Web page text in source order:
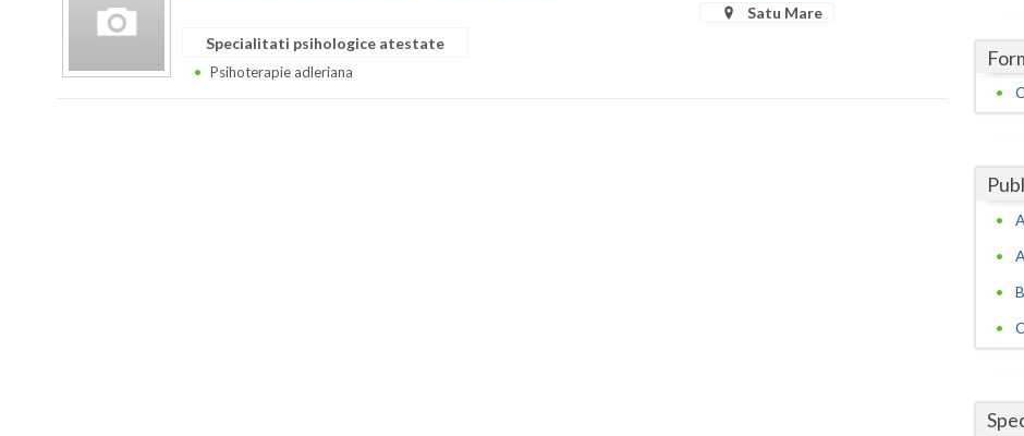
Satu Mare
Specialitati psihologice atestate
Psihoterapie adleriana